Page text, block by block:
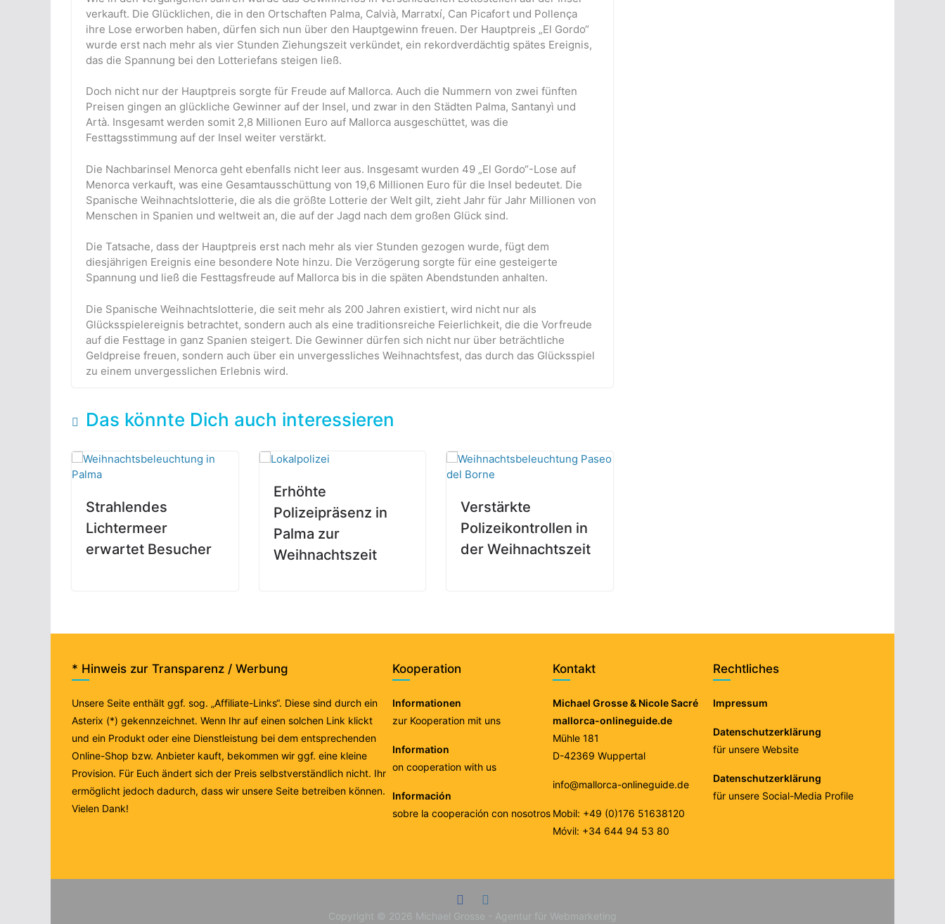
verkauft. Die Glücklichen, die in den Ortschaften Palma, Calvià, Marratxí, Can Picafort und Pollença
ihre Lose erworben haben, dürfen sich nun über den Hauptgewinn freuen. Der Hauptpreis „El Gordo“
wurde erst nach mehr als vier Stunden Ziehungszeit verkündet, ein rekordverdächtig spätes Ereignis,
das die Spannung bei den Lotteriefans steigen ließ.
Doch nicht nur der Hauptpreis sorgte für Freude auf Mallorca. Auch die Nummern von zwei fünften
Preisen gingen an glückliche Gewinner auf der Insel, und zwar in den Städten Palma, Santanyì und
Artà. Insgesamt werden somit 2,8 Millionen Euro auf Mallorca ausgeschüttet, was die
Festtagsstimmung auf der Insel weiter verstärkt.
Die Nachbarinsel Menorca geht ebenfalls nicht leer aus. Insgesamt wurden 49 „El Gordo“-Lose auf
Menorca verkauft, was eine Gesamtausschüttung von 19,6 Millionen Euro für die Insel bedeutet. Die
Spanische Weihnachtslotterie, die als die größte Lotterie der Welt gilt, zieht Jahr für Jahr Millionen von
Menschen in Spanien und weltweit an, die auf der Jagd nach dem großen Glück sind.
Die Tatsache, dass der Hauptpreis erst nach mehr als vier Stunden gezogen wurde, fügt dem
diesjährigen Ereignis eine besondere Note hinzu. Die Verzögerung sorgte für eine gesteigerte
Spannung und ließ die Festtagsfreude auf Mallorca bis in die späten Abendstunden anhalten.
Die Spanische Weihnachtslotterie, die seit mehr als 200 Jahren existiert, wird nicht nur als
Glücksspielereignis betrachtet, sondern auch als eine traditionsreiche Feierlichkeit, die die Vorfreude
auf die Festtage in ganz Spanien steigert. Die Gewinner dürfen sich nicht nur über beträchtliche
Geldpreise freuen, sondern auch über ein unvergessliches Weihnachtsfest, das durch das Glücksspiel
zu einem unvergesslichen Erlebnis wird.
Das könnte Dich auch interessieren
Strahlendes
Lichtermeer
erwartet Besucher
Erhöhte
Polizeipräsenz in
Palma zur
Weihnachtszeit
Verstärkte
Polizeikontrollen in
der Weihnachtszeit
* Hinweis zur Transparenz / Werbung
Unsere Seite enthält ggf. sog. „Affiliate-Links“. Diese sind durch ein
Asterix (*) gekennzeichnet. Wenn Ihr auf einen solchen Link klickt
und ein Produkt oder eine Dienstleistung bei dem entsprechenden
Online-Shop bzw. Anbieter kauft, bekommen wir ggf. eine kleine
Provision. Für Euch ändert sich der Preis selbstverständlich nicht. Ihr
ermöglicht jedoch dadurch, dass wir unsere Seite betreiben können.
Vielen Dank!
Kooperation
Informationen
zur Kooperation mit uns
Information
on cooperation with us
Información
sobre la cooperación con nosotros
Kontakt
Michael Grosse & Nicole Sacré
mallorca-onlineguide.de
Mühle 181
D-42369 Wuppertal
info@mallorca-onlineguide.de
Mobil: +49 (0)176 51638120
Móvil: +34 644 94 53 80
Rechtliches
Impressum
Datenschutzerklärung
für unsere Website
Datenschutzerklärung
für unsere Social-Media Profile
Copyright © 2026 Michael Grosse - Agentur für Webmarketing